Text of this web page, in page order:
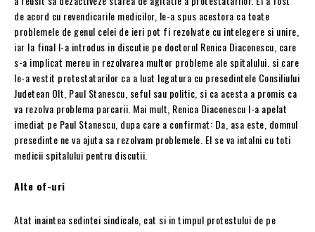
de acord cu revendicarile medicilor, le-a spus acestora ca toate
problemele de genul celei de ieri pot fi rezolvate cu intelegere si unire,
iar la final l-a introdus in discutie pe doctorul Renica Diaconescu, care
s-a implicat mereu in rezolvarea multor probleme ale spitalului. si care
le-a vestit protestatarilor ca a luat legatura cu presedintele Consiliului
Judetean Olt, Paul Stanescu, seful sau politic, si ca acesta a promis ca
va rezolva problema parcarii. Mai mult, Renica Diaconescu l-a apelat
imediat pe Paul Stanescu, dupa care a confirmat: Da, asa este, domnul
presedinte ne va ajuta sa rezolvam problemele. El se va intalni cu toti
medicii spitalului pentru discutii.
Alte of-uri
Atat inaintea sedintei sindicale, cat si in timpul protestului de pe